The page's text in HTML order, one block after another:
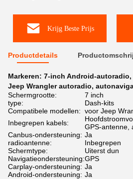
Krijg Beste Prijs
Productdetails
Markeren: 7-inch Android-autoradio,
Jeep Wrangler autoradio,
Schermgrootte:
7 inch
type:
Dash-kits
Compatibele modellen: voor Jeep
Inbegrepen kabels:
GPS-antenne,
Canbus-ondersteuning: Ja
radioantenne:
Inbegrepen
Schermtype:
Uiterst dun
Navigatieondersteuning:GPS
Carplay-ondersteuning: Ja
Android-ondersteuning: Ja